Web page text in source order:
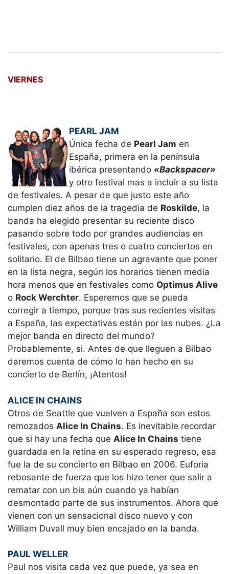
VIERNES
PEARL JAM
Única fecha de Pearl Jam en
España, primera en la península
ibérica presentando «Backspacer»
y otro festival mas a incluir a su lista
de festivales. A pesar de que justo este año
cumplen diez años de la tragedia de Roskilde, la
banda ha elegido presentar su reciente disco
pasando sobre todo por grandes audiencias en
festivales, con apenas tres o cuatro conciertos en
solitario. El de Bilbao tiene un agravante que poner
en la lista negra, según los horarios tienen media
hora menos que en festivales como Optimus Alive
o Rock Werchter. Esperemos que se pueda
corregir a tiempo, porque tras sus recientes visitas
a España, las expectativas están por las nubes. ¿La
mejor banda en directo del mundo?
Probablemente, si. Antes de que lleguen a Bilbao
daremos cuenta de cómo lo han hecho en su
concierto de Berlín, ¡Atentos!
ALICE IN CHAINS
Otros de Seattle que vuelven a España son estos
remozados Alice In Chains. Es inevitable recordar
que si hay una fecha que Alice In Chains tiene
guardada en la retina en su esperado regreso, esa
fue la de su concierto en Bilbao en 2006. Euforia
rebosante de fuerza que los hizo tener que salir a
rematar con un bis aún cuando ya habían
desmontado parte de sus instrumentos. Ahora que
vienen con un sensacional disco nuevo y con
William Duvall muy bien encajado en la banda.
PAUL WELLER
Paul nos visita cada vez que puede, ya sea en